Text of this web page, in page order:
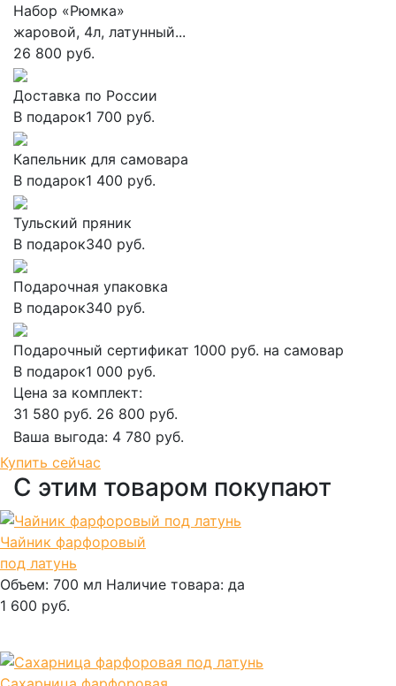
Набор «Рюмка»
жаровой, 4л, латунный...
26 800 руб.
Доставка по России
В подарок1 700 руб.
Капельник для самовара
В подарок1 400 руб.
Тульский пряник
В подарок340 руб.
Подарочная упаковка
В подарок340 руб.
Подарочный сертификат 1000 руб. на самовар
В подарок1 000 руб.
Цена за комплект:
31 580 руб. 26 800 руб.
Ваша выгода: 4 780 руб.
Купить сейчас
С этим товаром покупают
Чайник фарфоровый
под латунь
Объем: 700 мл Наличие товара: да
1 600 руб.